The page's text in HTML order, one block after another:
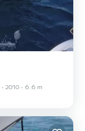
2010 6.6 m